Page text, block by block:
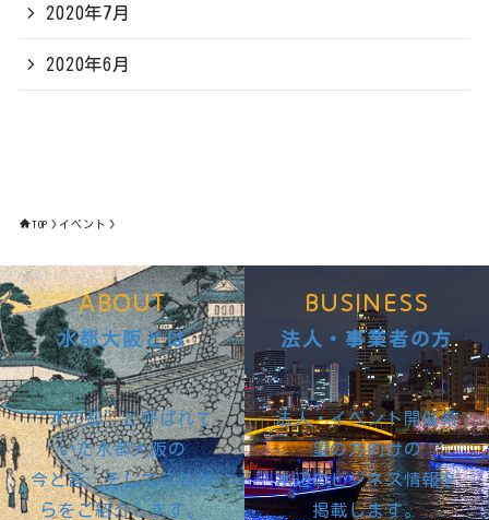
2020年7月
2020年6月
TOP イベント
ABOUT
水都大阪とは
“水の都”と呼ばれて
いた水都大阪の
今と昔、そしてこれか
らをご紹介します。
BUSINESS
法人・事業者の方
法人・イベント開催希
望の方向けの
水辺のビジネス情報を
掲載します。